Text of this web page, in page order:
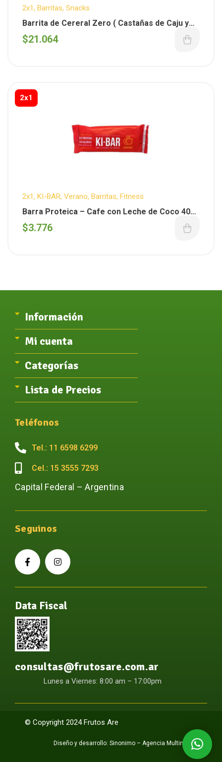
2x1, Barritas, Snacks
Barrita de Cereral Zero ( Castañas de Caju y
Arandanos ) x 40 gs – Vitalgy x 10 unid.
$21.064
2x1
2x1, KI-BAR, Verano, Barritas, Fitness
Barra Proteica – Cafe con Leche de Coco 40g
(KI-BAR)
$3.776
Información
Mi cuenta
Categorías
Lista de Precios
Teléfonos
Tel.: 11 6598 6299
Cel.: 15 3555 7293
Capital Federal – Argentina
Seguinos
Data Fiscal
consultas@frutosare.com.ar
Lunes a Viernes: 8:00 am – 17:00pm
© Copyright 2024 Frutos Are
Diseño y desarrollo: Sinonimo – Agencia Multimedia